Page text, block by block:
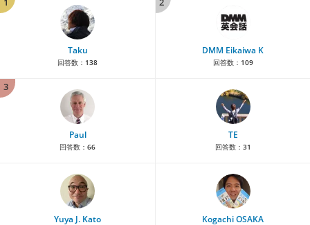
Taku
回答数： 138
DMM Eikaiwa K
回答数： 109
3
Paul
回答数： 66
TE
回答数： 31
Yuya J. Kato Kogachi OSAKA